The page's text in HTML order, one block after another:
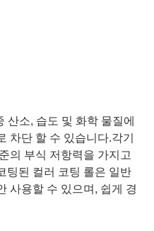
산소, 습도 및 화학 물질에
차단 할 수 있습니다.각기
의 부식 저항력을 가지고
팅된 컬러 코팅 롤은 일반
사용할 수 있으며, 쉽게 경